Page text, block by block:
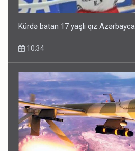
Kürdə batan 17 yaşlı qız
10:34